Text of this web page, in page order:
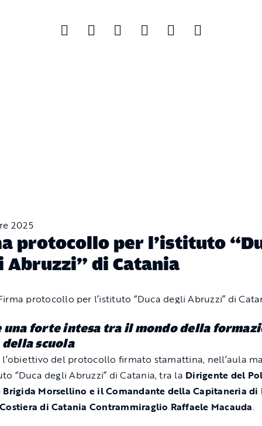
2025
protocollo per l’istituto
Abruzzi” di Catania
una forte intesa tra il mondo della
scuola
l’obiettivo del protocollo firmato stamattina, nell’aula
“Duca degli Abruzzi” di Catania, tra la Dirigente del
Brigida Morsellino e il Comandante della Capitaneria di
di Catania Contrammiraglio Raffaele Macauda.